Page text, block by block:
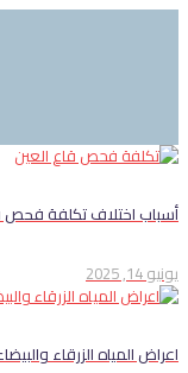
أسباب اختلاف تكلفة فحص
يونيو 14, 2025
اعراض المياه الزرقاء